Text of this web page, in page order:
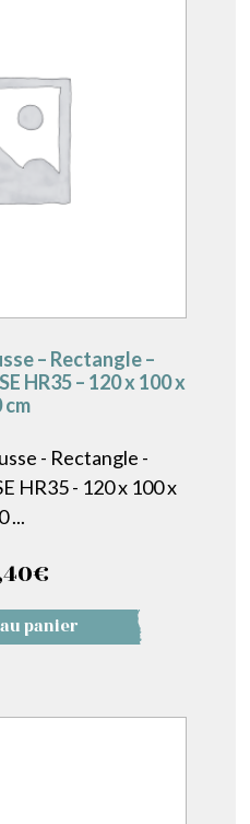
– Rectangle –
HR35 – 120 x 100 x
cm
- Rectangle -
HR35 - 120 x 100 x
...
€
panier